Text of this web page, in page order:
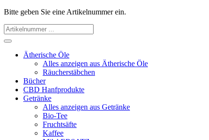
Bitte geben Sie eine Artikelnummer ein.
Ätherische Öle
Alles anzeigen aus Ätherische Öle
Räucherstäbchen
Bücher
CBD Hanfprodukte
Getränke
Alles anzeigen aus Getränke
Bio-Tee
Fruchtsäfte
Kaffee